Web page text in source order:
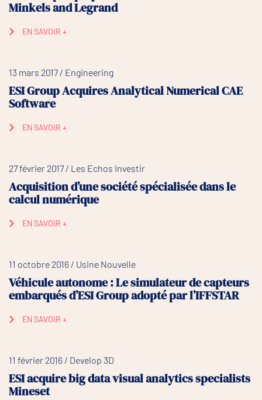
Minkels and Legrand
EN SAVOIR +
13 mars 2017 / Engineering
ESI Group Acquires Analytical Numerical CAE
Software
EN SAVOIR +
27 février 2017 / Les Echos Investir
Acquisition d’une société spécialisée dans le
calcul numérique
EN SAVOIR +
11 octobre 2016 / Usine Nouvelle
Véhicule autonome : Le simulateur de capteurs
embarqués d’ESI Group adopté par l’IFFSTAR
EN SAVOIR +
11 février 2016 / Develop 3D
ESI acquire big data visual analytics specialists
Mineset